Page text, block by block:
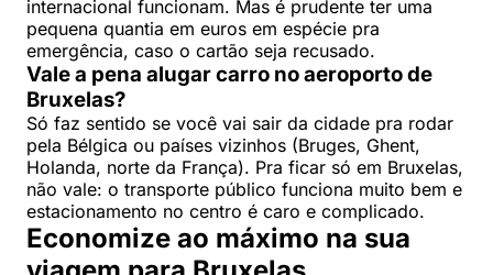
internacional funcionam. Mas é prudente ter uma
pequena quantia em euros em espécie pra
emergência, caso o cartão seja recusado.
Vale a pena alugar carro no aeroporto de
Bruxelas?
Só faz sentido se você vai sair da cidade pra rodar
pela Bélgica ou países vizinhos (Bruges, Ghent,
Holanda, norte da França). Pra ficar só em Bruxelas,
não vale: o transporte público funciona muito bem e
estacionamento no centro é caro e complicado.
Economize ao máximo na sua